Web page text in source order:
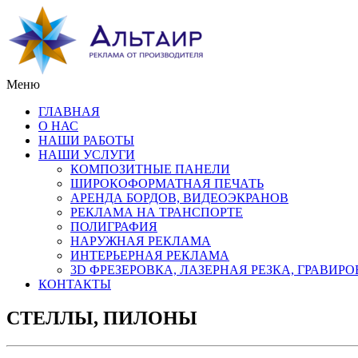
Меню
ГЛАВНАЯ
О НАС
НАШИ РАБОТЫ
НАШИ УСЛУГИ
КОМПОЗИТНЫЕ ПАНЕЛИ
ШИРОКОФОРМАТНАЯ ПЕЧАТЬ
АРЕНДА БОРДОВ, ВИДЕОЭКРАНОВ
РЕКЛАМА НА ТРАНСПОРТЕ
ПОЛИГРАФИЯ
НАРУЖНАЯ РЕКЛАМА
ИНТЕРЬЕРНАЯ РЕКЛАМА
3D ФРЕЗЕРОВКА, ЛАЗЕРНАЯ РЕЗКА,
КОНТАКТЫ
СТЕЛЛЫ, ПИЛОНЫ